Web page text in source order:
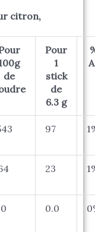
citron,
de
Pour
1
stick
de
6.3 g
97
23
0.0